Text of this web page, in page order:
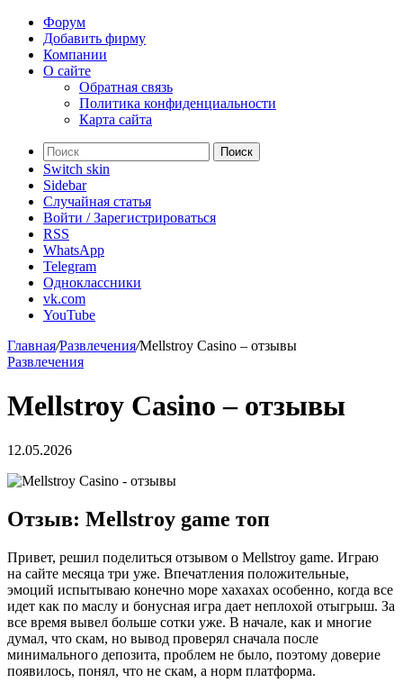
Форум
Добавить фирму
Компании
О сайте
Обратная связь
Политика конфиденциальности
Карта сайта
Поиск
Switch skin
Sidebar
Случайная статья
Войти / Зарегистрироваться
RSS
WhatsApp
Telegram
Одноклассники
vk.com
YouTube
Главная/Развлечения/Mellstroy Casino – отзывы
Развлечения
Mellstroy Casino – отзывы
12.05.2026
Отзыв: Mellstroy game топ
Привет, решил поделиться отзывом о Mellstroy game. Играю
на сайте месяца три уже. Впечатления положительные,
эмоций испытываю конечно море хахахах особенно, когда все
идет как по маслу и бонусная игра дает неплохой отыгрыш. За
все время вывел больше сотки уже. В начале, как и многие
думал, что скам, но вывод проверял сначала после
минимального депозита, проблем не было, поэтому доверие
появилось, понял, что не скам, а норм платформа.